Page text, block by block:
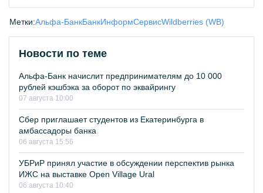
Метки:Альфа-БанкБанкИнформСервисWildberries (WB)
Новости по теме
Альфа-Банк начислит предпринимателям до 10 000
рублей кэшбэка за оборот по эквайрингу
07 августа 10:00
Сбер приглашает студентов из Екатеринбурга в
амбассадоры банка
06 августа 15:56
УБРиР принял участие в обсуждении перспектив рынка
ИЖС на выставке Open Village Ural
06 августа 10:40